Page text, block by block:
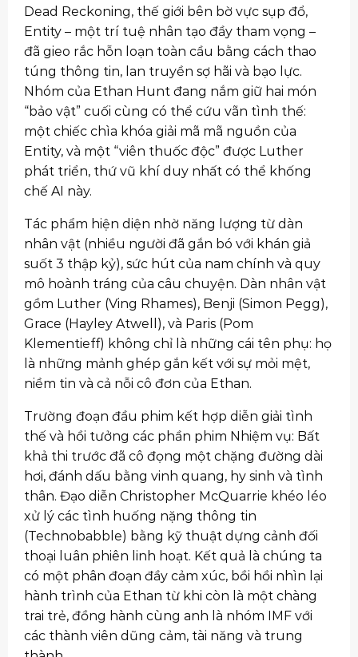
Dead Reckoning, thế giới bên bờ vực sụp đổ,
Entity – một trí tuệ nhân tạo đầy tham vọng –
đã gieo rắc hỗn loạn toàn cầu bằng cách thao
túng thông tin, lan truyền sợ hãi và bạo lực.
Nhóm của Ethan Hunt đang nắm giữ hai món
“bảo vật” cuối cùng có thể cứu vãn tình thế:
một chiếc chìa khóa giải mã mã nguồn của
Entity, và một “viên thuốc độc” được Luther
phát triển, thứ vũ khí duy nhất có thể khống
chế AI này.
Tác phẩm hiện diện nhờ năng lượng từ dàn
nhân vật (nhiều người đã gắn bó với khán giả
suốt 3 thập kỷ), sức hút của nam chính và quy
mô hoành tráng của câu chuyện. Dàn nhân vật
gồm Luther (Ving Rhames), Benji (Simon Pegg),
Grace (Hayley Atwell), và Paris (Pom
Klementieff) không chỉ là những cái tên phụ: họ
là những mảnh ghép gắn kết với sự mỏi mệt,
niềm tin và cả nỗi cô đơn của Ethan.
Trường đoạn đầu phim kết hợp diễn giải tình
thế và hồi tưởng các phần phim Nhiệm vụ: Bất
khả thi trước đã cô đọng một chặng đường dài
hơi, đánh dấu bằng vinh quang, hy sinh và tình
thân. Đạo diễn Christopher McQuarrie khéo léo
xử lý các tình huống nặng thông tin
(Technobabble) bằng kỹ thuật dựng cảnh đối
thoại luân phiên linh hoạt. Kết quả là chúng ta
có một phân đoạn đầy cảm xúc, bồi hồi nhìn lại
hành trình của Ethan từ khi còn là một chàng
trai trẻ, đồng hành cùng anh là nhóm IMF với
các thành viên dũng cảm, tài năng và trung